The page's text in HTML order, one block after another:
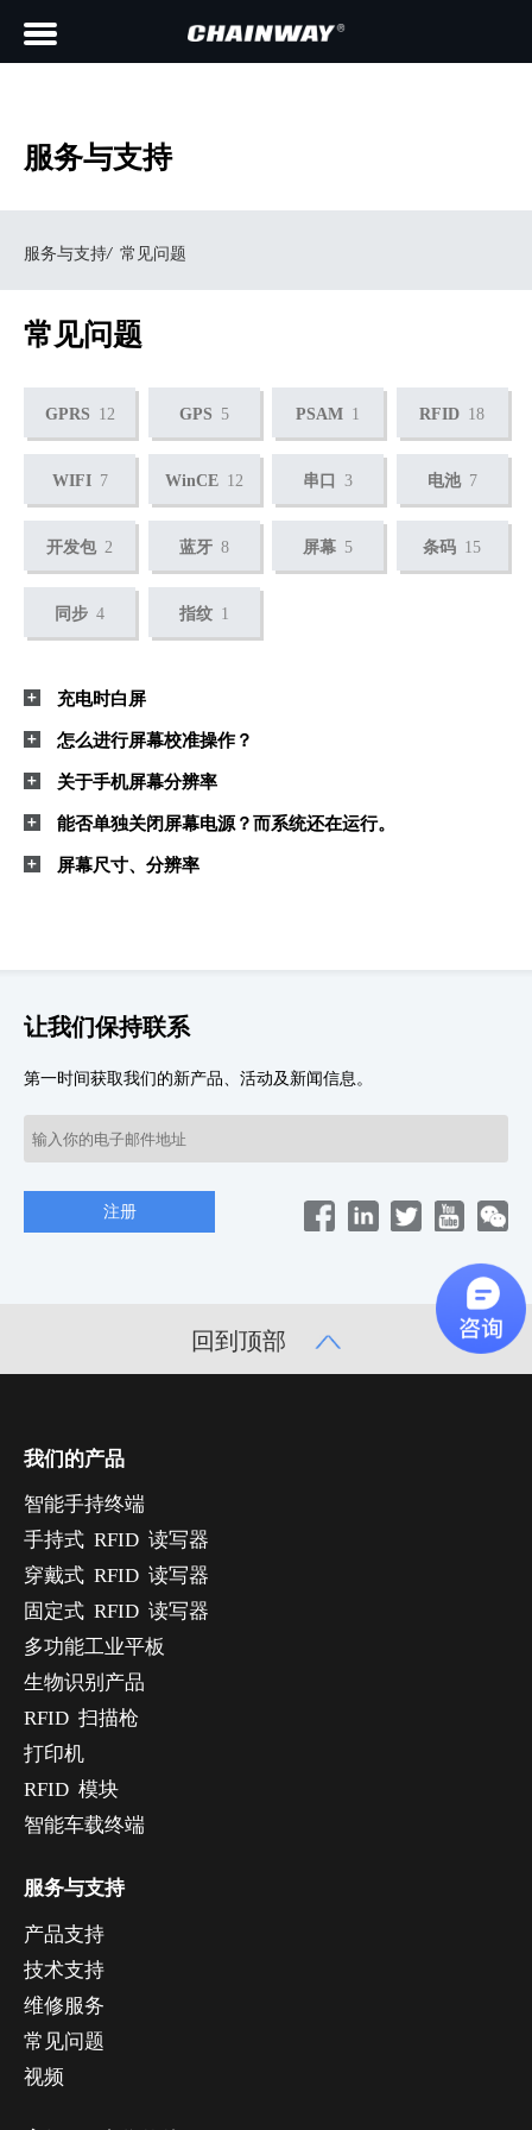
服务与支持
服务与支持/ 常见问题
常见问题
GPRS 12 GPS 5 PSAM 1 RFID 18
WIFI7 WinCE12 串口 3 电池7
开发包 2 蓝牙8 屏幕 5 条码 15
同步 4 指纹1
充电时白屏
怎么进行屏幕校准操作？
关于手机屏幕分辨率
能否单独关闭屏幕电源？而系统还在运行。
屏幕尺寸、分辨率
让我们保持联系
第一时间获取我们的新产品、活动及新闻信息。
回到顶部
我们的产品
智能手持终端
手持式 RFID 读写器
穿戴式 RFID 读写器
固定式 RFID 读写器
多功能工业平板
生物识别产品
RFID 扫描枪
打印机
RFID 模块
智能车载终端
服务与支持
产品支持
技术支持
维修服务
常见问题
视频